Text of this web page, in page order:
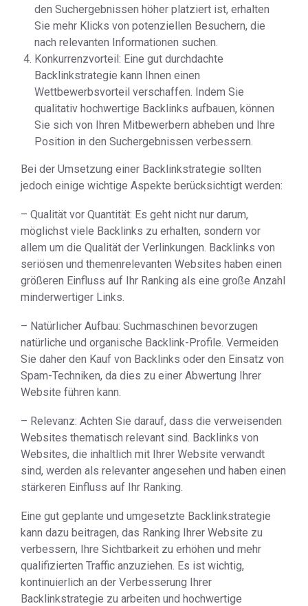
den Suchergebnissen höher platziert ist, erhalten
Sie mehr Klicks von potenziellen Besuchern, die
nach relevanten Informationen suchen.
Konkurrenzvorteil: Eine gut durchdachte
Backlinkstrategie kann Ihnen einen
Wettbewerbsvorteil verschaffen. Indem Sie
qualitativ hochwertige Backlinks aufbauen, können
Sie sich von Ihren Mitbewerbern abheben und Ihre
Position in den Suchergebnissen verbessern.
Bei der Umsetzung einer Backlinkstrategie sollten
jedoch einige wichtige Aspekte berücksichtigt werden:
– Qualität vor Quantität: Es geht nicht nur darum,
möglichst viele Backlinks zu erhalten, sondern vor
allem um die Qualität der Verlinkungen. Backlinks von
seriösen und themenrelevanten Websites haben einen
größeren Einfluss auf Ihr Ranking als eine große Anzahl
minderwertiger Links.
– Natürlicher Aufbau: Suchmaschinen bevorzugen
natürliche und organische Backlink-Profile. Vermeiden
Sie daher den Kauf von Backlinks oder den Einsatz von
Spam-Techniken, da dies zu einer Abwertung Ihrer
Website führen kann.
– Relevanz: Achten Sie darauf, dass die verweisenden
Websites thematisch relevant sind. Backlinks von
Websites, die inhaltlich mit Ihrer Website verwandt
sind, werden als relevanter angesehen und haben einen
stärkeren Einfluss auf Ihr Ranking.
Eine gut geplante und umgesetzte Backlinkstrategie
kann dazu beitragen, das Ranking Ihrer Website zu
verbessern, Ihre Sichtbarkeit zu erhöhen und mehr
qualifizierten Traffic anzuziehen. Es ist wichtig,
kontinuierlich an der Verbesserung Ihrer
Backlinkstrategie zu arbeiten und hochwertige